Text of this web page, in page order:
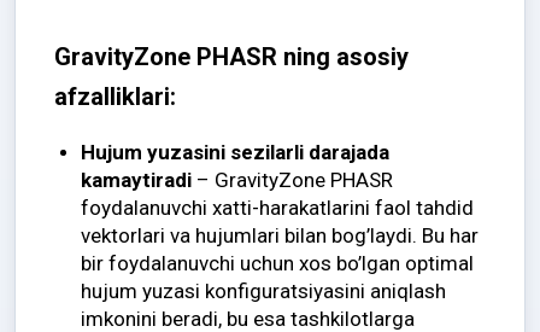
GravityZone PHASR ning asosiy
afzalliklari:
Hujum yuzasini sezilarli darajada
kamaytiradi – GravityZone PHASR
foydalanuvchi xatti-harakatlarini faol tahdid
vektorlari va hujumlari bilan bog’laydi. Bu har
bir foydalanuvchi uchun xos bo’lgan optimal
hujum yuzasi konfiguratsiyasini aniqlash
imkonini beradi, bu esa tashkilotlarga